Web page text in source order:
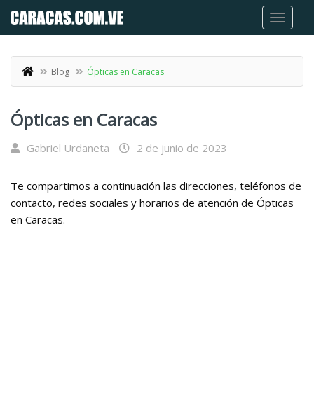
Blog Ópticas en Caracas
Ópticas en Caracas
Gabriel Urdaneta 2 de junio de 2023
Te compartimos a continuación las direcciones, teléfonos de
contacto, redes sociales y horarios de atención de Ópticas
en Caracas.